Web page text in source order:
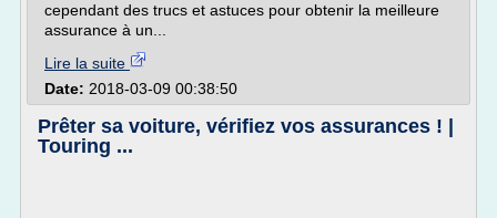
cependant des trucs et astuces pour obtenir la meilleure
assurance à un...
Lire la suite
Date: 2018-03-09 00:38:50
Prêter sa voiture, vérifiez vos assurances ! |
Touring ...